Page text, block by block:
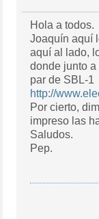
Hola a todos.
Joaquín aquí
aquí al lado,
donde junto
par de SBL-1
http://
Por cierto,
impreso las
Saludos.
Pep.